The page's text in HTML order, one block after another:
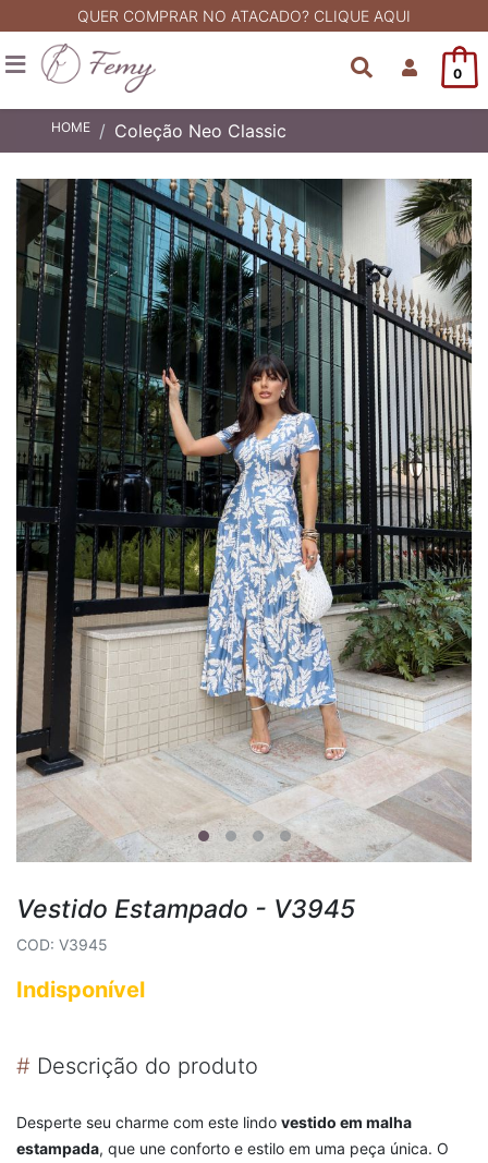
QUER COMPRAR NO ATACADO? CLIQUE AQUI
0
HOME Coleção Neo Classic
Vestido Estampado - V3945
COD: V3945
Indisponível
# Descrição do produto
Desperte seu charme com este lindo vestido em malha
estampada, que une conforto e estilo em uma peça única. O